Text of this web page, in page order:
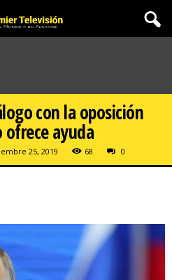
con la oposición
ofrece ayuda
25, 2019 68 0